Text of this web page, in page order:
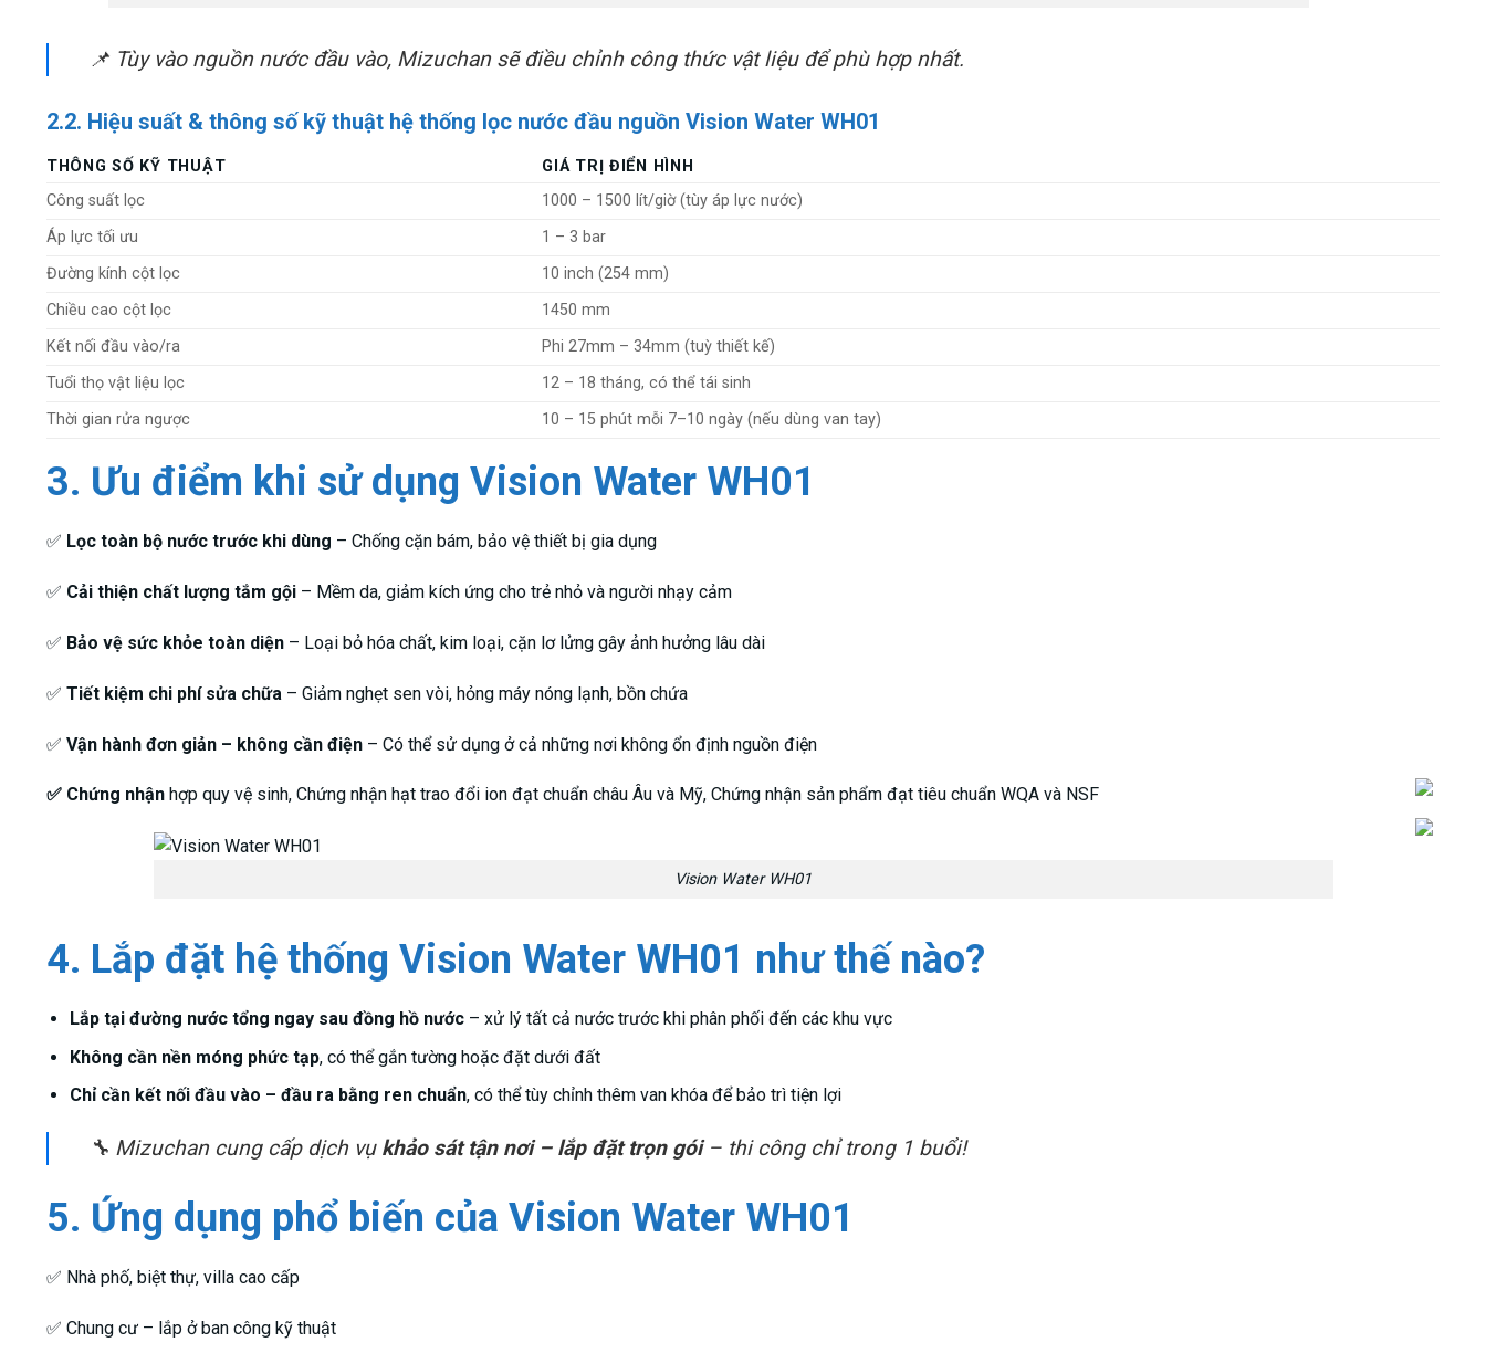
📌 Tùy vào nguồn nước đầu vào, Mizuchan sẽ điều chỉnh công thức vật liệu để phù hợp nhất.
2.2. Hiệu suất & thông số kỹ thuật hệ thống lọc nước đầu nguồn Vision Water WH01
THÔNG SỐ KỸ THUẬT
GIÁ TRỊ ĐIỂN HÌNH
Công suất lọc
1000 – 1500 lít/giờ (tùy áp lực nước)
Áp lực tối ưu
1 – 3 bar
Đường kính cột lọc
10 inch (254 mm)
Chiều cao cột lọc
1450 mm
Kết nối đầu vào/ra
Phi 27mm – 34mm (tuỳ thiết kế)
Tuổi thọ vật liệu lọc
12 – 18 tháng, có thể tái sinh
Thời gian rửa ngược
10 – 15 phút mỗi 7–10 ngày (nếu dùng van tay)
3. Ưu điểm khi sử dụng Vision Water WH01
✅ Lọc toàn bộ nước trước khi dùng – Chống cặn bám, bảo vệ thiết bị gia dụng
✅ Cải thiện chất lượng tắm gội – Mềm da, giảm kích ứng cho trẻ nhỏ và người nhạy cảm
✅ Bảo vệ sức khỏe toàn diện – Loại bỏ hóa chất, kim loại, cặn lơ lửng gây ảnh hưởng lâu dài
✅ Tiết kiệm chi phí sửa chữa – Giảm nghẹt sen vòi, hỏng máy nóng lạnh, bồn chứa
✅ Vận hành đơn giản – không cần điện – Có thể sử dụng ở cả những nơi không ổn định nguồn điện
✅ Chứng nhận hợp quy vệ sinh, Chứng nhận hạt trao đổi ion đạt chuẩn châu Âu và Mỹ, Chứng nhận sản phẩm đạt tiêu chuẩn WQA và NSF
Vision Water WH01
4. Lắp đặt hệ thống Vision Water WH01 như thế nào?
Lắp tại đường nước tổng ngay sau đồng hồ nước– xử lý tất cả nước trước khi phân phối đến các khu vực
Không cần nền móng phức tạp, có thể gắn tường hoặc đặt dưới đất
Chỉ cần kết nối đầu vào – đầu ra bằng ren chuẩn, có thể tùy chỉnh thêm van khóa để bảo trì tiện lợi
🔧 Mizuchan cung cấp dịch vụ khảo sát tận nơi – lắp đặt trọn gói– thi công chỉ trong 1 buổi!
5. Ứng dụng phổ biến của Vision Water WH01
✅ Nhà phố, biệt thự, villa cao cấp
✅ Chung cư – lắp ở ban công kỹ thuật